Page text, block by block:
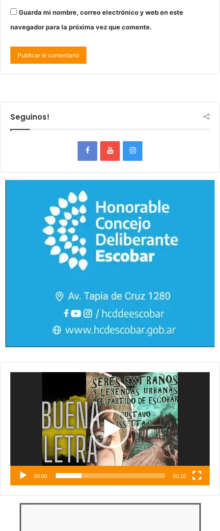
Guarda mi nombre, correo electrónico y web en este
navegador para la próxima vez que comente.
Seguinos!
00:00 00:10